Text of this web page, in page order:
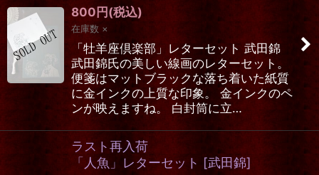
800円(税込)
在庫数 ×
「牡羊座倶楽部」レターセット 武田錦
武田錦氏の美しい線画のレターセット。
便箋はマットブラックな落ち着いた紙質
に金インクの上質な印象。 金インクのペ
ンが映えますね。 白封筒に立…
ラスト再入荷
「人魚」レターセット [武田錦]